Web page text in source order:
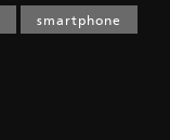
smartphone